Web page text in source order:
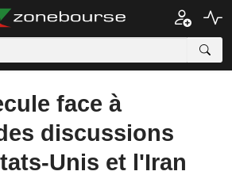
face à
discussions
Unis et l'Iran